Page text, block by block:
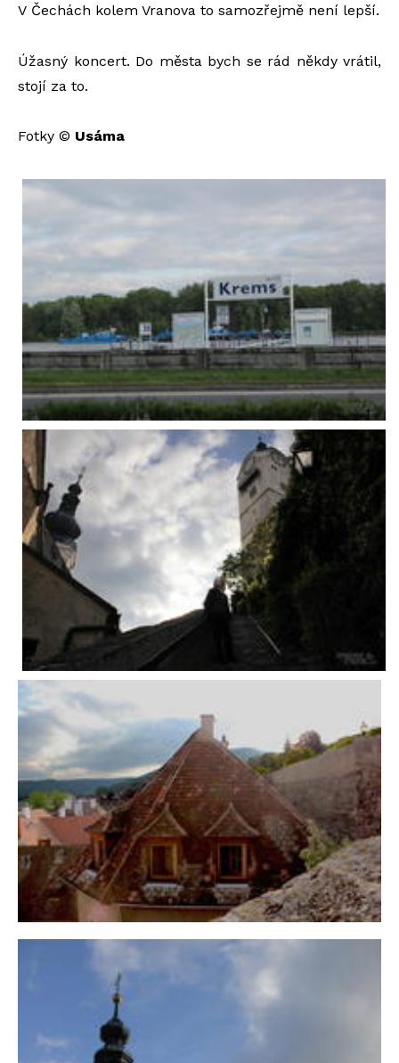
V Čechách kolem Vranova to samozřejmě není lepší.
Úžasný koncert. Do města bych se rád někdy vrátil,
stojí za to.
Fotky © Usáma